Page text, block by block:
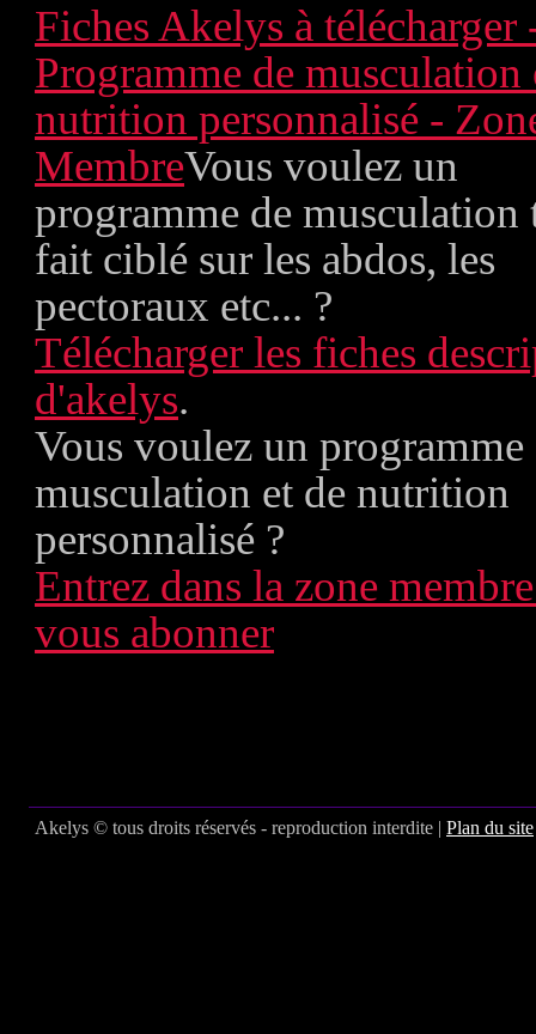
Fiches Akelys à télécharger
Programme de musculation
nutrition personnalisé -
MembreVous voulez un
programme de musculation
fait ciblé sur les abdos, les
pectoraux etc... ?
Télécharger les fiches
d'akelys.
Vous voulez un programme
musculation et de nutrition
personnalisé ?
Entrez dans la zone
vous abonner
Akelys © tous droits réservés - reproduction interdite | Plan du site